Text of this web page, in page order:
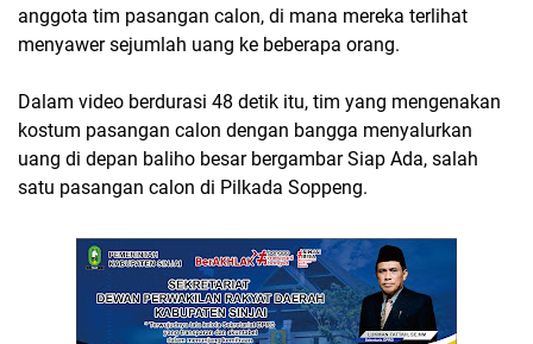
anggota tim pasangan calon, di mana mereka terlihat
menyawer sejumlah uang ke beberapa orang.
Dalam video berdurasi 48 detik itu, tim yang mengenakan
kostum pasangan calon dengan bangga menyalurkan
uang di depan baliho besar bergambar Siap Ada, salah
satu pasangan calon di Pilkada Soppeng.